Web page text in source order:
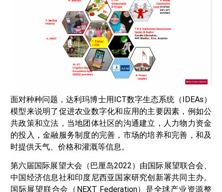
面对种种问题，达利玛博士用ICT数字生态系统（IDEAs）
模型来说明了促进农业数字化和应用的主要因素，例如公
共政策和立法，当地团体社区的沟通建立，人力物力资金
的投入，金融服务制度的完善，市场的培养和完善，和及
时提供天气、价格和灌溉等信息。
第六届国际展望大会（巴厘岛2022）由国际展望联合会、
中国经济信息社和印度尼西亚国家研究创新署共同主办。
国际展望联合会（NEXT Federation）是全球产业资源整